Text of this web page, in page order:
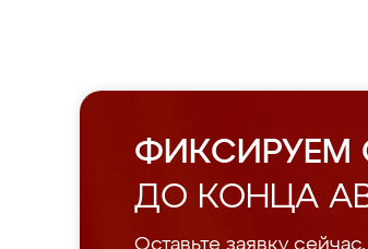
ФИКСИРУЕМ
ДО КОНЦА
Оставьте заявку